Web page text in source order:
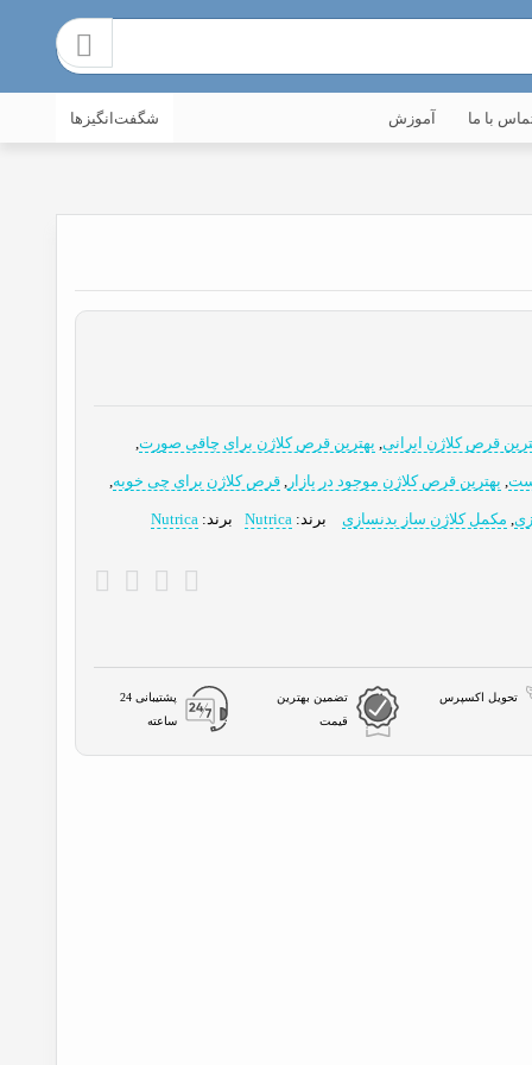
با ما آموزش شگفت‌انگیزها
قرص کلاژن ایرانی, بهترین قرص کلاژن برای چاقی صورت,
, بهترین قرص کلاژن موجود در بازار,قرص کلاژن برای چی خوبه,
, مکمل کلاژن ساز بدنسازی برند:Nutrica برند:Nutrica
تحویل اکسپرس
تضمین بهترین
قیمت
پشتیبانی 24
ساعته